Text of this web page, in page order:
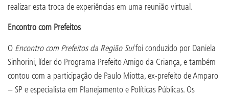
realizar esta troca de experiências em uma reunião virtual.
Encontro com Prefeitos
O Encontro com Prefeitos da Região Sulfoi conduzido por Daniela
Sinhorini, líder do Programa Prefeito Amigo da Criança, e também
contou com a participação de Paulo Miotta, ex-prefeito de Amparo
− SP e especialista em Planejamento e Políticas Públicas. Os